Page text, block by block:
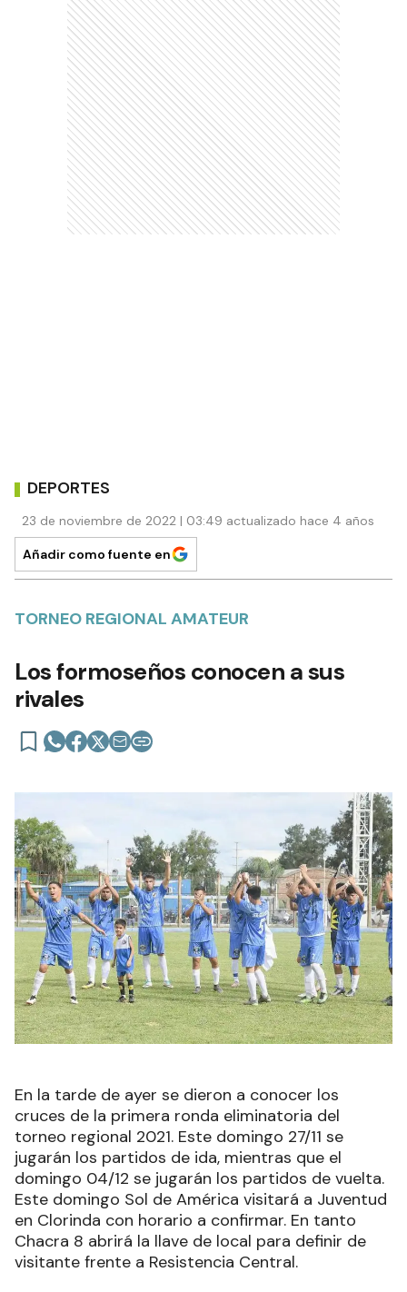
DEPORTES
23 de noviembre de 2022 | 03:49 actualizado hace 4 años
Añadir como fuente en
TORNEO REGIONAL AMATEUR
Los formoseños conocen a sus
rivales
En la tarde de ayer se dieron a conocer los
cruces de la primera ronda eliminatoria del
torneo regional 2021. Este domingo 27/11 se
jugarán los partidos de ida, mientras que el
domingo 04/12 se jugarán los partidos de vuelta.
Este domingo Sol de América visitará a Juventud
en Clorinda con horario a confirmar. En tanto
Chacra 8 abrirá la llave de local para definir de
visitante frente a Resistencia Central.